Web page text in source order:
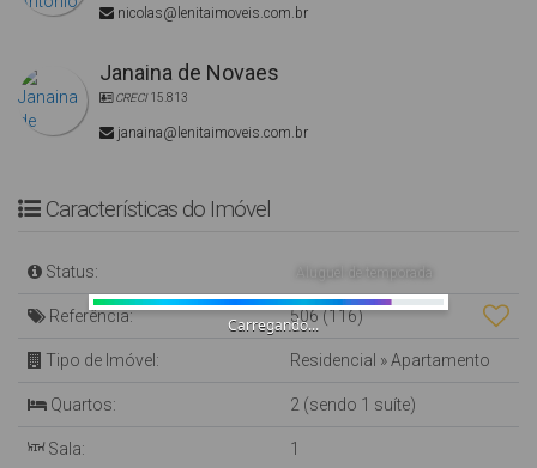
nicolas@lenitaimoveis.com.br
Janaina de Novaes
CRECI15.813
janaina@lenitaimoveis.com.br
Características do Imóvel
Status:
Referência: 506(116)
Tipo de Imóvel: Residencial »Apartamento
Quartos: 2 (sendo 1 suíte)
Sala: 1
Carregando...